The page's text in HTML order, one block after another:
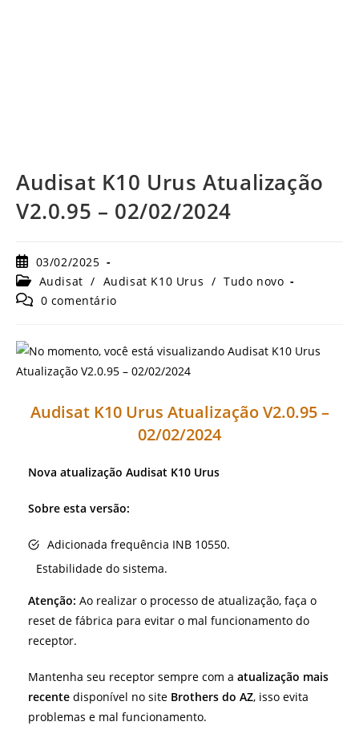
Audisat K10 Urus Atualização
V2.0.95 – 02/02/2024
Post
publicado:
03/02/2025
Categoria
do
post:
Audisat / Audisat K10 Urus / Tudo novo
Comentários
0 comentário
Audisat K10 Urus Atualização V2.0.95 –
02/02/2024
Nova atualização Audisat K10 Urus
Sobre esta versão:
Adicionada frequência INB 10550.
Estabilidade do sistema.
Atenção: Ao realizar o processo de atualização, faça o
reset de fábrica para evitar o mal funcionamento do
receptor.
Mantenha seu receptor sempre com a atualização mais
recente disponível no site Brothers do AZ, isso evita
problemas e mal funcionamento.